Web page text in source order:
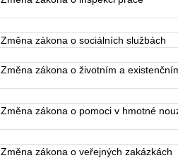
Změna zákona o sociálních službách
Změna zákona o životním a
Změna zákona o pomoci v hmotné
Změna zákona o veřejných zakázkách